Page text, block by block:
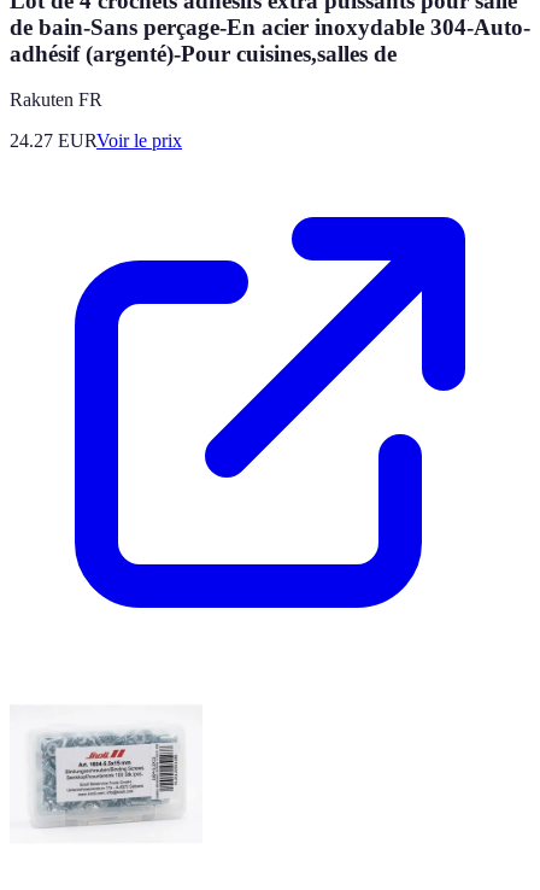
de bain-Sans perçage-En acier inoxydable 304-Auto-
adhésif (argenté)-Pour cuisines,salles de
Rakuten FR
24.27 EURVoir le prix